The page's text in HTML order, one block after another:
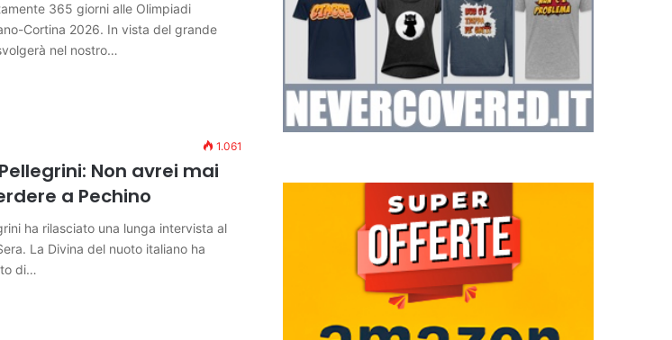
365 giorni alle Olimpiadi
Cortina 2026. In vista del grande
nel nostro…
1.061
Non avrei mai
a Pechino
ha rilasciato una lunga intervista al
La Divina del nuoto italiano ha
di…